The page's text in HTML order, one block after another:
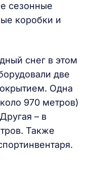
сезонные
коробки и
снег в этом
две
Одна
970 метров)
– в
Также